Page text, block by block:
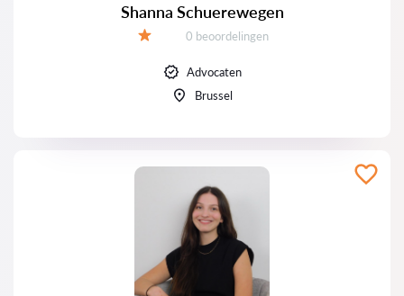
Shanna Schuerewegen
Beoordelingen:
0 beoordelingen
Advocaten
Brussel